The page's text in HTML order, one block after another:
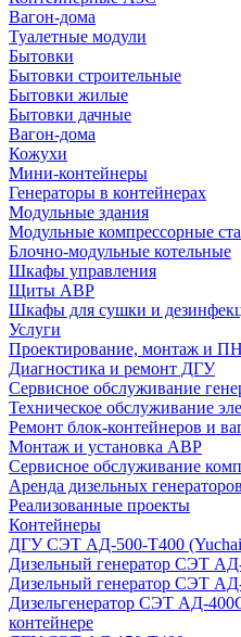
Вагон-дома
Туалетные модули
Бытовки
Бытовки строительные
Бытовки жилые
Бытовки дачные
Вагон-дома
Кожухи
Мини-контейнеры
Генераторы в контейнерах
Модульные здания
Модульные компрессорные
Блочно-модульные котельные
Шкафы управления
Щиты АВР
Шкафы для сушки и
Услуги
Проектирование, монтаж и
Диагностика и ремонт ДГУ
Сервисное обслуживание
Техническое обслуживание
Ремонт блок-контейнеров и
Монтаж и установка АВР
Сервисное обслуживание
Аренда дизельных
Реализованные проекты
Контейнеры
ДГУ СЭТ АД-500-Т400
Дизельный генератор СЭТ
Дизельный генератор СЭТ
Дизельгенератор СЭТ АД-
контейнере